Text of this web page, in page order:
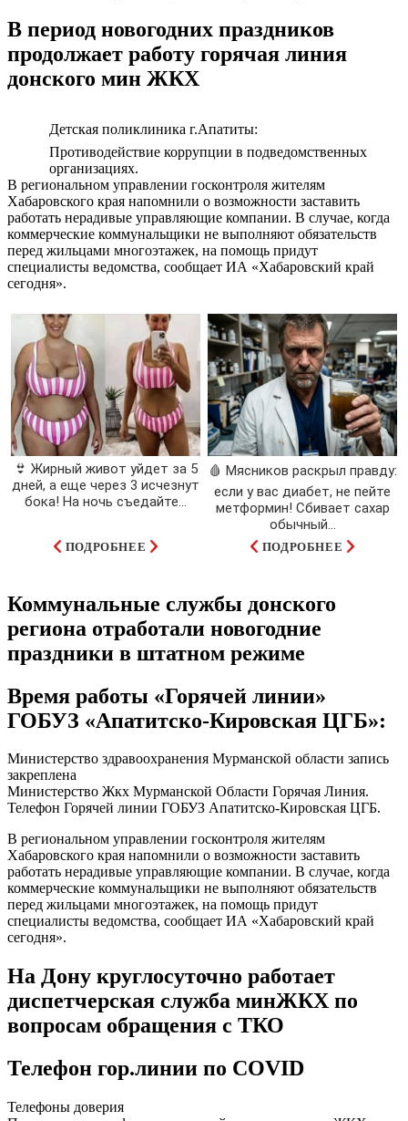
В период новогодних праздников
продолжает работу горячая линия
донского мин ЖКХ
Детская поликлиника г.Апатиты:
Противодействие коррупции в подведомственных
организациях.
В региональном управлении госконтроля жителям
Хабаровского края напомнили о возможности заставить
работать нерадивые управляющие компании. В случае, когда
коммерческие коммунальщики не выполняют обязательств
перед жильцами многоэтажек, на помощь придут
специалисты ведомства, сообщает ИА «Хабаровский край
сегодня».
👙 Жирный живот уйдет за 5
дней, а еще через 3 исчезнут
бока! На ночь съедайте...
ПОДРОБНЕЕ
🩸 Мясников раскрыл правду:
если у вас диабет, не пейте
метформин! Сбивает сахар
обычный...
ПОДРОБНЕЕ
Коммунальные службы донского
региона отработали новогодние
праздники в штатном режиме
Время работы «Горячей линии»
ГОБУЗ «Апатитско-Кировская ЦГБ»:
Министерство здравоохранения Мурманской области запись
закреплена
Министерство Жкх Мурманской Области Горячая Линия.
Телефон Горячей линии ГОБУЗ Апатитско-Кировская ЦГБ.
В региональном управлении госконтроля жителям
Хабаровского края напомнили о возможности заставить
работать нерадивые управляющие компании. В случае, когда
коммерческие коммунальщики не выполняют обязательств
перед жильцами многоэтажек, на помощь придут
специалисты ведомства, сообщает ИА «Хабаровский край
сегодня».
На Дону круглосуточно работает
диспетчерская служба минЖКХ по
вопросам обращения с ТКО
Телефон гор.линии по COVID
Телефоны доверия